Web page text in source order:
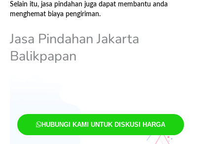
Selain itu, jasa pindahan juga dapat membantu anda
menghemat biaya pengiriman.
Jasa Pindahan Jakarta
Balikpapan
HUBUNGI KAMI UNTUK DISKUSI HARGA